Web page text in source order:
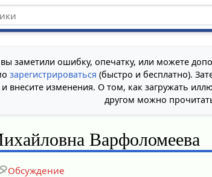
вы заметили ошибку, опечатку, или можете
зарегистрироваться (быстро и бесплатно).
внесите изменения. О том, как загружать
другом можно
Варфоломеева
Обсуждение